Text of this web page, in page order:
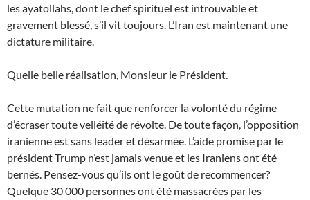
les ayatollahs, dont le chef spirituel est introuvable et
gravement blessé, s’il vit toujours. L’Iran est maintenant une
dictature militaire.
Quelle belle réalisation, Monsieur le Président.
Cette mutation ne fait que renforcer la volonté du régime
d’écraser toute velléité de révolte. De toute façon, l’opposition
iranienne est sans leader et désarmée. L’aide promise par le
président Trump n’est jamais venue et les Iraniens ont été
bernés. Pensez-vous qu’ils ont le goût de recommencer?
Quelque 30 000 personnes ont été massacrées par les